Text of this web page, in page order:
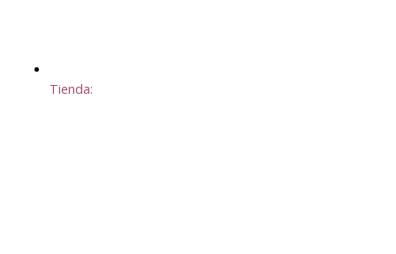
Tienda: